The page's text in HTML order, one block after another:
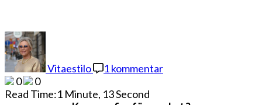
Vitaestilo 1 kommentar
SOM
TVÅ
0
0
Read Time:1 Minute, 13 Second